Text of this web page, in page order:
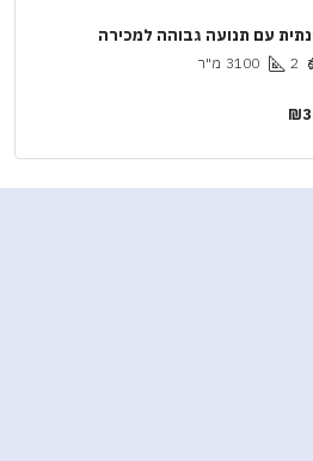
עם תנועה גבוהה למכירה
2
3100 מ"ר